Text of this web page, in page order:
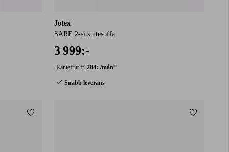
Jotex
SARE 2-sits utesoffa
3 999:-
Räntefritt fr. 284:-/mån*
Snabb leverans
Lägg till i favoriter Lägg till i